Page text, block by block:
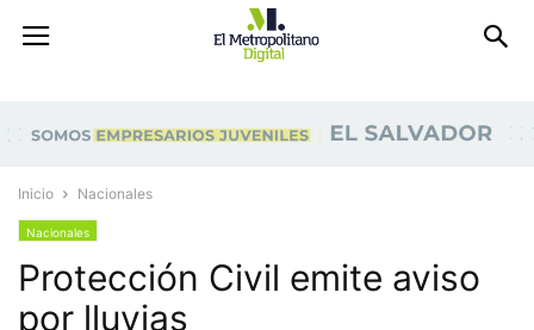
Inicio Nacionales
Nacionales
Protección Civil emite aviso
por lluvias